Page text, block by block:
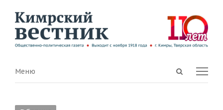
Open
Menu
Меню